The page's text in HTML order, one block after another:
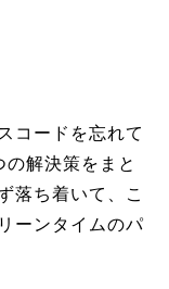
コードを忘れて
解決策をまと
落ち着いて、こ
ーンタイムのパ